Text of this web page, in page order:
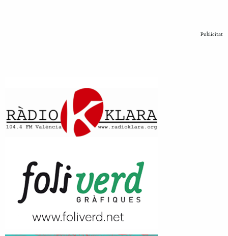
Publicitat